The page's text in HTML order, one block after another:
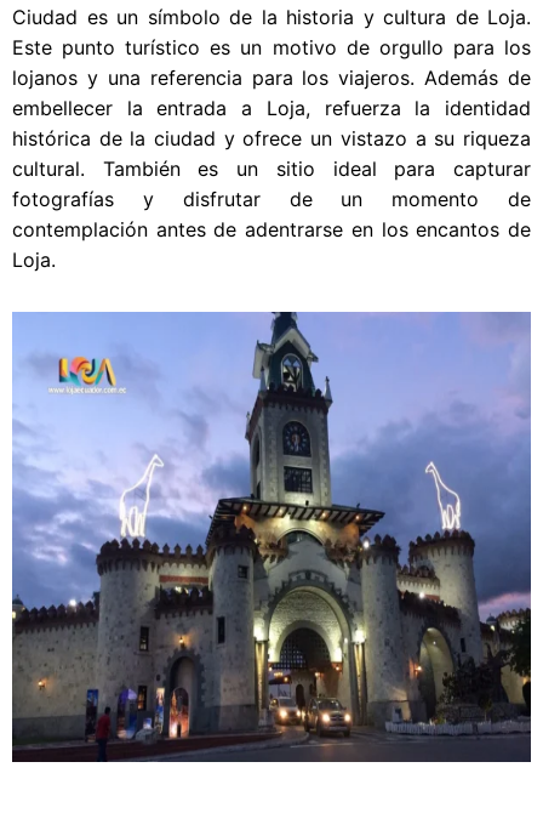
Ciudad es un símbolo de la historia y cultura de Loja.
Este punto turístico es un motivo de orgullo para los
lojanos y una referencia para los viajeros. Además de
embellecer la entrada a Loja, refuerza la identidad
histórica de la ciudad y ofrece un vistazo a su riqueza
cultural. También es un sitio ideal para capturar
fotografías y disfrutar de un momento de
contemplación antes de adentrarse en los encantos de
Loja.